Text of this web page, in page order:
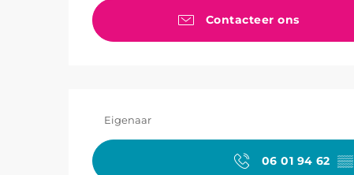
Contacteer ons
Eigenaar
06 01 94 62 ▒▒